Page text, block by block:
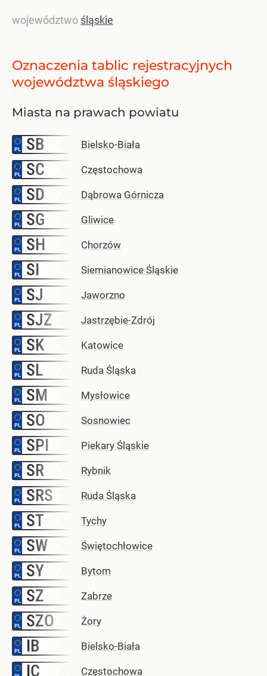
województwo śląskie
Oznaczenia tablic rejestracyjnych
województwa śląskiego
Miasta na prawach powiatu
SB Bielsko-Biała
SC Częstochowa
SD Dąbrowa Górnicza
SG Gliwice
SH Chorzów
SI Siemianowice Śląskie
SJ Jaworzno
SJZ Jastrzębie-Zdrój
SK Katowice
SL Ruda Śląska
SM Mysłowice
SO Sosnowiec
SPI Piekary Śląskie
SR Rybnik
SRS Ruda Śląska
ST Tychy
SW Świętochłowice
SY Bytom
SZ Zabrze
SZO Żory
IB Bielsko-Biała
IC Częstochowa